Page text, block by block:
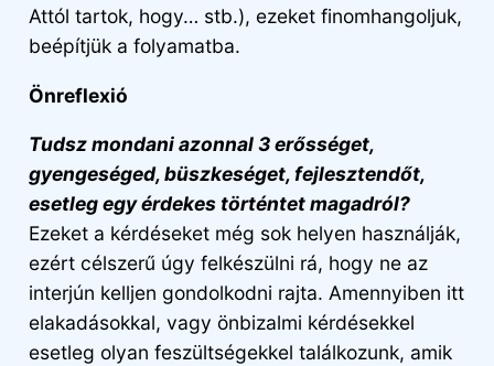
Attól tartok, hogy… stb.), ezeket finomhangoljuk,
beépítjük a folyamatba.
Önreflexió
Tudsz mondani azonnal 3 erősséget,
gyengeséged, büszkeséget, fejlesztendőt,
esetleg egy érdekes történtet magadról?
Ezeket a kérdéseket még sok helyen használják,
ezért célszerű úgy felkészülni rá, hogy ne az
interjún kelljen gondolkodni rajta. Amennyiben itt
elakadásokkal, vagy önbizalmi kérdésekkel
esetleg olyan feszültségekkel találkozunk, amik